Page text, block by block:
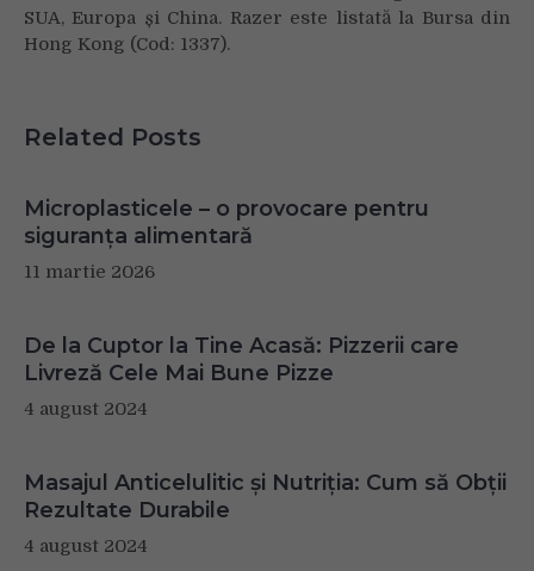
SUA, Europa și China. Razer este listată la Bursa din
Hong Kong (Cod: 1337).
Related Posts
Microplasticele – o provocare pentru
siguranța alimentară
11 martie 2026
De la Cuptor la Tine Acasă: Pizzerii care
Livreză Cele Mai Bune Pizze
4 august 2024
Masajul Anticelulitic și Nutriția: Cum să Obții
Rezultate Durabile
4 august 2024